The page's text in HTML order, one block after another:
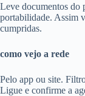
Leve documentos do
portabilidade. Assim
cumpridas.
como vejo a rede
Pelo app ou site.
Ligue e confirme a